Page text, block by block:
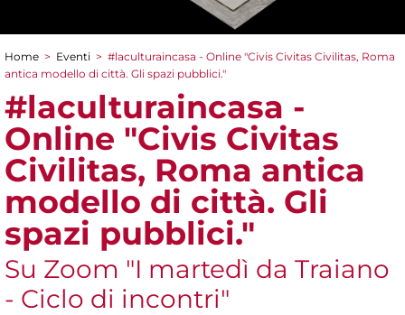
Tu sei qui
Home > Eventi > #laculturaincasa - Online "Civis Civitas Civilitas, Roma
antica modello di città. Gli spazi pubblici."
#laculturaincasa -
Online "Civis Civitas
Civilitas, Roma antica
modello di città. Gli
spazi pubblici."
Su Zoom "I martedì da Traiano
- Ciclo di incontri"